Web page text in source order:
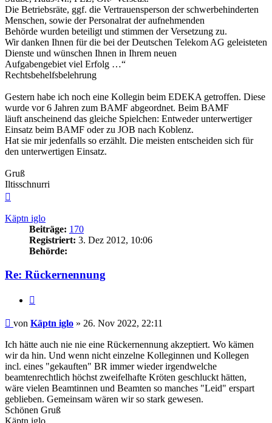
Die Betriebsräte, ggf. die Vertrauensperson der schwerbehinderten
Menschen, sowie der Personalrat der aufnehmenden
Behörde wurden beteiligt und stimmen der Versetzung zu.
Wir danken Ihnen für die bei der Deutschen Telekom AG geleisteten
Dienste und wünschen Ihnen in Ihrem neuen
Aufgabengebiet viel Erfolg …“
Rechtsbehelfsbelehrung
Gestern habe ich noch eine Kollegin beim EDEKA getroffen. Diese
wurde vor 6 Jahren zum BAMF abgeordnet. Beim BAMF
läuft anscheinend das gleiche Spielchen: Entweder unterwertiger
Einsatz beim BAMF oder zu JOB nach Koblenz.
Hat sie mir jedenfalls so erzählt. Die meisten entscheiden sich für
den unterwertigen Einsatz.
Gruß
Iltisschnurri
Käptn iglo
Beiträge: 170
Registriert: 3. Dez 2012, 10:06
Behörde:
Re: Rückernennung
Beitrag
von Käptn iglo » 26. Nov 2022, 22:11
Ich hätte auch nie nie eine Rückernennung akzeptiert. Wo kämen
wir da hin. Und wenn nicht einzelne Kolleginnen und Kollegen
incl. eines "gekauften" BR immer wieder irgendwelche
beamtenrechtlich höchst zweifelhafte Kröten geschluckt hätten,
wäre vielen Beamtinnen und Beamten so manches "Leid" erspart
geblieben. Gemeinsam wären wir so stark gewesen.
Schönen Gruß
Käptn iglo